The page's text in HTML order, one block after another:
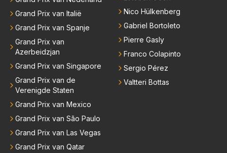
Grand Prix van Italië
Grand Prix van Spanje
Grand Prix van
Azerbeidzjan
Grand Prix van Singapore
Grand Prix van de
Verenigde Staten
Grand Prix van Mexico
Grand Prix van São Paulo
Grand Prix van Las Vegas
Grand Prix van Qatar
Nico Hülkenberg
Gabriel Bortoleto
Pierre Gasly
Franco Colapinto
Sergio Pérez
Valtteri Bottas